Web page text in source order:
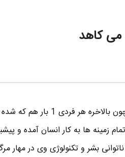
تا به حال به مرگ فکر کردید ؟ البته سوال خنده
زمینه ها به کار انسان آمده و
بشر و تکنولوژی وی در مهار